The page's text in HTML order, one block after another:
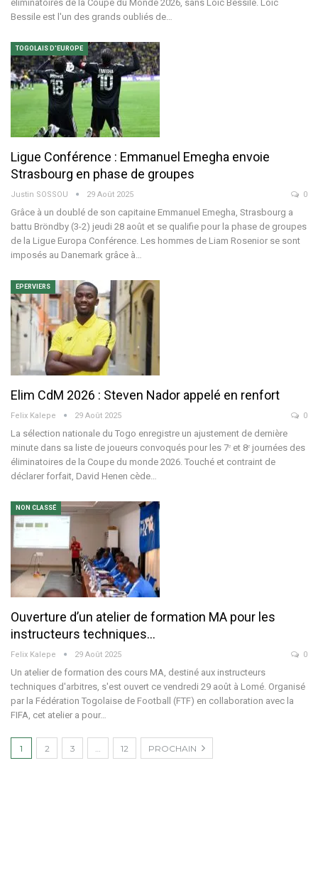
éliminatoires de la Coupe du Monde 2026, sans Loïc Bessile.
Loïc
Bessile est l'un des grands oubliés de
TOGOLAIS D'EUROPE
Ligue Conférence : Emmanuel Emegha envoie
Strasbourg en phase de groupes
Justin SOSSOU 29 Août 2025 0
Grâce à un doublé de son capitaine Emmanuel Emegha, Strasbourg a
battu Bröndby (3-2) jeudi 28 août et se qualifie pour la phase de groupes
de la Ligue Europa Conférence. Les hommes de Liam Rosenior se sont
imposés au Danemark grâce à
EPERVIERS
Elim CdM 2026 : Steven Nador appelé en renfort
Felix Kalepe 29 Août 2025 0
La sélection nationale du Togo enregistre un ajustement de dernière
minute dans sa liste de joueurs convoqués pour les 7ᵉ et 8ᵉ journées des
éliminatoires de la Coupe du monde 2026. Touché et contraint de
déclarer forfait, David Henen cède…
NON CLASSÉ
Ouverture d’un atelier de formation MA pour les
instructeurs techniques…
Felix Kalepe 29 Août 2025 0
Un atelier de formation des cours MA, destiné aux instructeurs
techniques d'arbitres, s'est ouvert ce vendredi 29 août à Lomé. Organisé
par la Fédération Togolaise de Football (FTF) en collaboration avec la
FIFA, cet atelier a pour…
1 2 3 12 PROCHAIN